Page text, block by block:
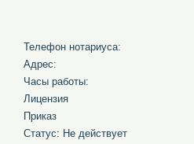
Телефон нотариуса:
Адрес:
Часы работы:
Лицензия
Приказ
Статус: Не действует